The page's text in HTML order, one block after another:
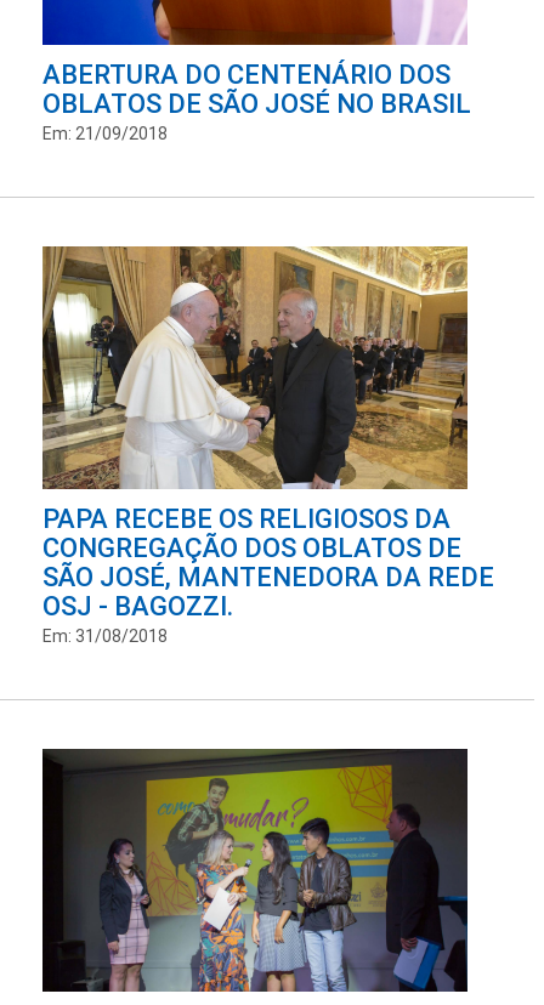
ABERTURA DO CENTENÁRIO DOS
OBLATOS DE SÃO JOSÉ NO BRASIL
Em: 21/09/2018
PAPA RECEBE OS RELIGIOSOS DA
CONGREGAÇÃO DOS OBLATOS DE
SÃO JOSÉ, MANTENEDORA DA REDE
OSJ - BAGOZZI.
Em: 31/08/2018